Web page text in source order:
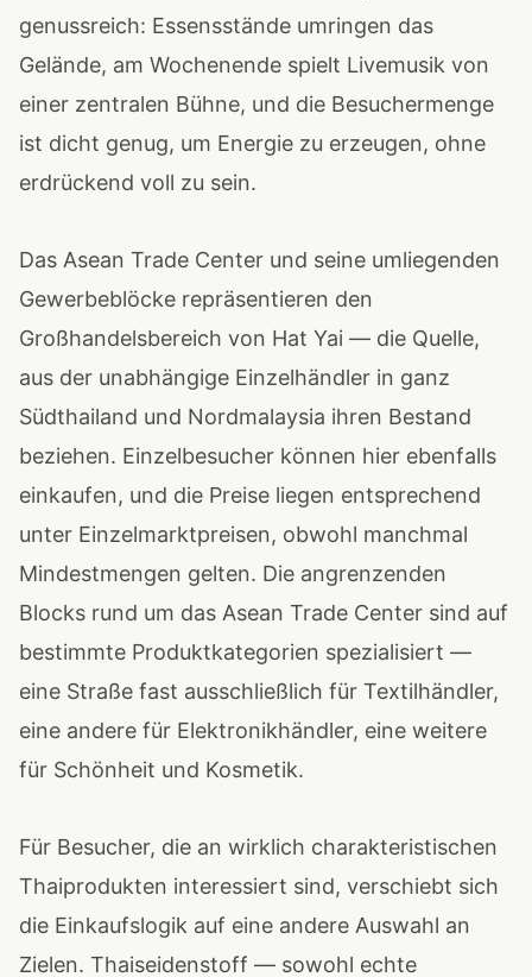
genussreich: Essensstände umringen das
Gelände, am Wochenende spielt Livemusik von
einer zentralen Bühne, und die Besuchermenge
ist dicht genug, um Energie zu erzeugen, ohne
erdrückend voll zu sein.
Das Asean Trade Center und seine umliegenden
Gewerbeblöcke repräsentieren den
Großhandelsbereich von Hat Yai — die Quelle,
aus der unabhängige Einzelhändler in ganz
Südthailand und Nordmalaysia ihren Bestand
beziehen. Einzelbesucher können hier ebenfalls
einkaufen, und die Preise liegen entsprechend
unter Einzelmarktpreisen, obwohl manchmal
Mindestmengen gelten. Die angrenzenden
Blocks rund um das Asean Trade Center sind auf
bestimmte Produktkategorien spezialisiert —
eine Straße fast ausschließlich für Textilhändler,
eine andere für Elektronikhändler, eine weitere
für Schönheit und Kosmetik.
Für Besucher, die an wirklich charakteristischen
Thaiprodukten interessiert sind, verschiebt sich
die Einkaufslogik auf eine andere Auswahl an
Zielen. Thaiseidenstoff — sowohl echte